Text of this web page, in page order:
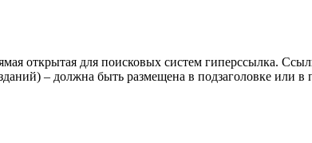
открытая для поисковых систем гиперссылка.
– должна быть размещена в подзаголовке или в